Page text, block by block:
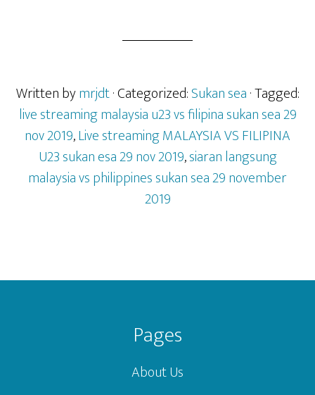
FILIPINA
U23
sukan
esa
29
nov
Written bymrjdt· Categorized:Sukan sea· Tagged:
live streaming malaysia u23 vs filipina sukan sea 29
nov 2019,Live streaming MALAYSIA VS FILIPINA
U23 sukan esa 29 nov 2019,siaran langsung
malaysia vs philippines sukan sea 29 november
2019
Footer
Pages
About Us